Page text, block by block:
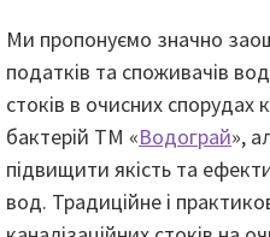
Ми пропонуємо значно
податків та споживачів
стоків в очисних
бактерій ТМ «Водограй»,
підвищити якість та
вод. Традиційне і